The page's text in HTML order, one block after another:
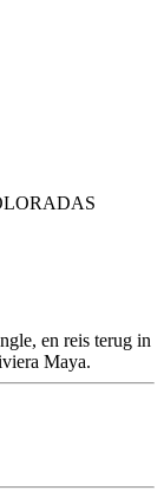
en reis terug in
Maya.